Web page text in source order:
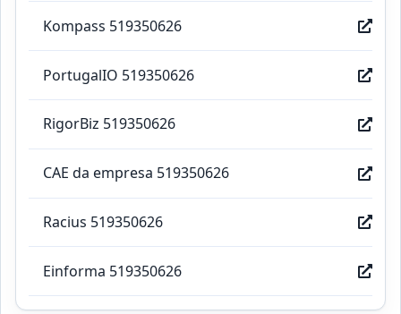
Kompass 519350626
PortugalIO 519350626
RigorBiz 519350626
CAE da empresa 519350626
Racius 519350626
Einforma 519350626